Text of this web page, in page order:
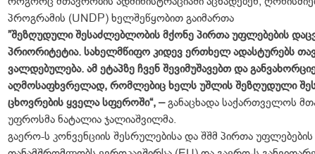
პროგრამის (UNDP) ხელშეწყობით გაიმართა
”შეზღუდული შესაძლებლობის მქონე პირთა უფლებების
პრიორიტეტია. სახელმწიფო კიდევ ერთხელ ადასტურებს
ვალდებულება. ამ ეტაპზე ჩვენ შევიმუშავებთ და
აღმოსაფხვრელად, რომლებიც ხელს უშლის შეზღუდული
ცხოვრების ყველა სფეროში“, –განაცხადა საქართველოს
უფროსმა ნატალია ჯალიაშვილმა.
გაერო-ს კონვენციის შესრულებისა და შშმ პირთა